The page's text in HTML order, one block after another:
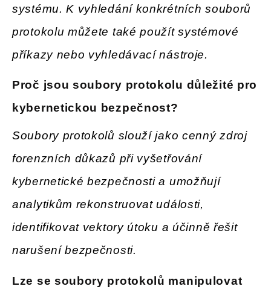
systému. K vyhledání konkrétních souborů
protokolu můžete také použít systémové
příkazy nebo vyhledávací nástroje.
Proč jsou soubory protokolu důležité pro
kybernetickou bezpečnost?
Soubory protokolů slouží jako cenný zdroj
forenzních důkazů při vyšetřování
kybernetické bezpečnosti a umožňují
analytikům rekonstruovat události,
identifikovat vektory útoku a účinně řešit
narušení bezpečnosti.
Lze se soubory protokolů manipulovat